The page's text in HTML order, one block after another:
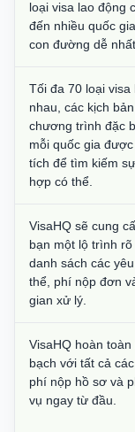
loại visa lao động
đến nhiều quốc
con đường dễ
Tối đa 70 loại visa
nhau, các kịch
chương trình đặc
mỗi quốc gia
tích để tìm kiếm
hợp có thể.
VisaHQ sẽ cung
bạn một lộ trình rõ
danh sách các
thể, phí nộp đơn
gian xử lý.
VisaHQ hoàn toàn
bạch với tất cả
phí nộp hồ sơ và
vụ ngay từ đầu.